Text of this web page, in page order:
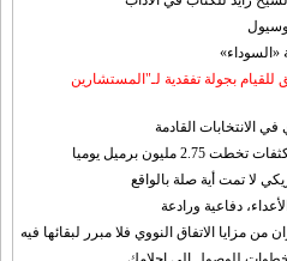
وسيول
«السوداء»
بجولة تفقدية لـ"المستشارين
الانتخابات القادمة
برميل يوميا
لا تمت أية صلة بالواقع
دفاعية ورادعة
مزايا الاتفاق النووي فلا مبرر لبقائها فيه